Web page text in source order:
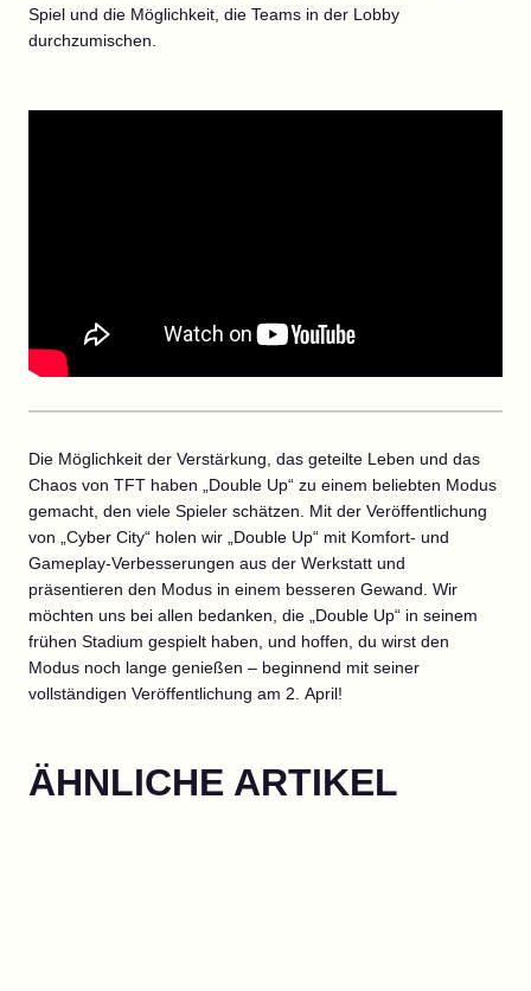
Spiel und die Möglichkeit, die Teams in der Lobby
durchzumischen.
Die Möglichkeit der Verstärkung, das geteilte Leben und das
Chaos von TFT haben „Double Up“ zu einem beliebten Modus
gemacht, den viele Spieler schätzen. Mit der Veröffentlichung
von „Cyber City“ holen wir „Double Up“ mit Komfort- und
Gameplay-Verbesserungen aus der Werkstatt und
präsentieren den Modus in einem besseren Gewand. Wir
möchten uns bei allen bedanken, die „Double Up“ in seinem
frühen Stadium gespielt haben, und hoffen, du wirst den
Modus noch lange genießen – beginnend mit seiner
vollständigen Veröffentlichung am 2. April!
ÄHNLICHE ARTIKEL